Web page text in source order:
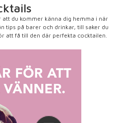
du kommer känna dig hemma i när
tips på barer och drinkar, till saker du
att få till den där perfekta cocktailen.